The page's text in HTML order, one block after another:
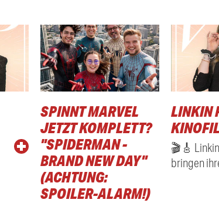
SPINNT MARVEL
JETZT KOMPLETT?
"SPIDERMAN -
BRAND NEW DAY"
(ACHTUNG:
SPOILER-ALARM!)
LINKIN
🎬🎸
bringen